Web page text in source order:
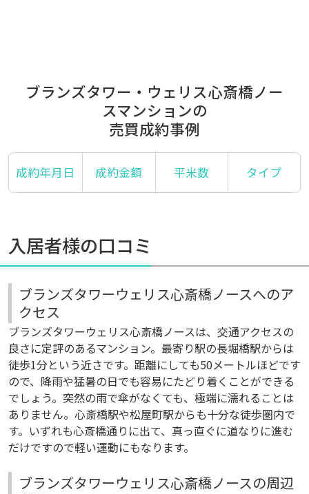
ブランズタワー・ウェリス心斎橋ノー
スマンションの
売買成約事例
成約年月日 成約金額 平米数 タイプ
入居者様の口コミ
ブランズタワーウェリス心斎橋ノースへのア
クセス
ブランズタワーウェリス心斎橋ノースは、交通アクセスの
良さに定評のあるマンション。最寄り駅の長堀橋駅からは
徒歩1分という近さです。距離にしても50メートルほどです
ので、降雨や猛暑の日でも容易にたどり着くことができる
でしょう。突然の雨で傘がなくても、極端に濡れることは
ありません。心斎橋駅や松屋町駅からも十分な徒歩圏内で
す。いずれも心斎橋通りに出て、真っ直ぐに道なりに進む
だけですので軽い運動にもなります。
ブランズタワーウェリス心斎橋ノースの周辺